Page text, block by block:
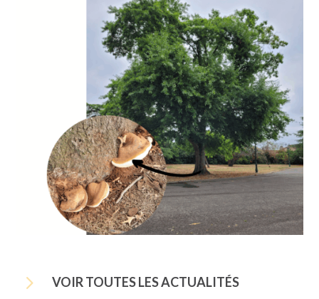
5 VOIR TOUTES LES ACTUALITÉS